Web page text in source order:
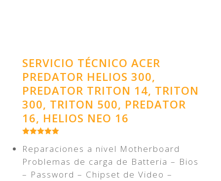
SERVICIO TÉCNICO ACER
PREDATOR HELIOS 300,
PREDATOR TRITON 14, TRITON
300, TRITON 500, PREDATOR
16, HELIOS NEO 16
Reparaciones a nivel Motherboard
Problemas de carga de Batteria – Bios
– Password – Chipset de Video –